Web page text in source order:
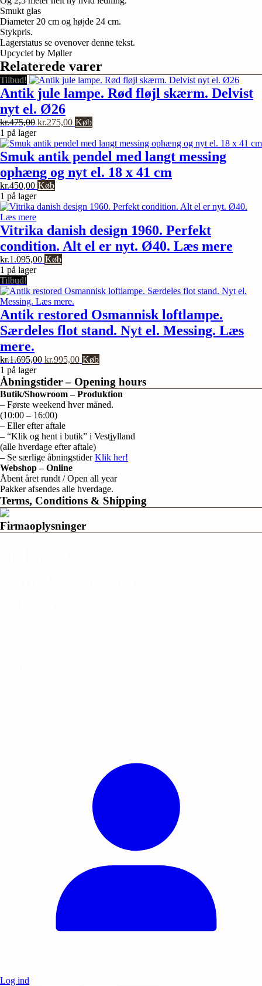
mere.
antal
Smukt glas
Diameter 20 cm og højde 24 cm.
Stykpris.
Lagerstatus se ovenover denne tekst.
Upcyclet by Møller
Relaterede varer
Tilbud!
Antik jule lampe. Rød fløjl skærm. Delvist
nyt el. Ø26
kr.475,00 Den
pris
var:
kr.475,00.
kr.275,00Den
pris
er:
kr.275,00.
Køb
1 på lager
Smuk antik pendel med langt messing
ophæng og nyt el. 18 x 41 cm
kr.450,00 Køb
1 på lager
Vitrika danish design 1960. Perfekt
condition. Alt el er nyt. Ø40. Læs mere
kr.1.095,00 Køb
1 på lager
Tilbud!
Antik restored Osmannisk loftlampe.
Særdeles flot stand. Nyt el. Messing. Læs
mere.
kr.1.695,00 Den
pris
var:
kr.1.695,00.
kr.995,00Den
pris
er:
kr.995,00.
Køb
1 på lager
Åbningstider – Opening hours
Butik/Showroom – Produktion
– Første weekend hver måned.
(10:00 – 16:00)
– Eller efter aftale
– “Klik og hent i butik” i Vestjylland
(alle hverdage efter aftale)
– Se særlige åbningstiderKlik her!
Webshop – Online
Åbent året rundt / Open all year
Pakker afsendes alle hverdage.
Terms, Conditions & Shipping
Firmaoplysninger
Log ind